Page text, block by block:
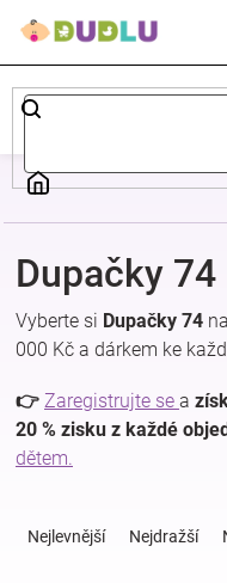
Dětské
a
kojenecké
oblečení
Pokojíček
a
kojenecká
výbava
Dupačky 74
Vyberte si Dupačky 74
000 Kč a dárkem ke
👉 Zaregistrujte se a
20 % zisku z každé
dětem.
Nejlevnější Nejdražší